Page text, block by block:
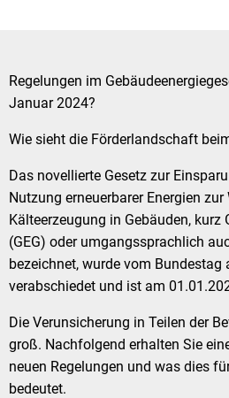
Regelungen im
Januar 2024?
Wie sieht die Förderlandschaft
Das novellierte Gesetz zur
Nutzung erneuerbarer Energien zur
Kälteerzeugung in Gebäuden, kurz
(GEG) oder umgangssprachlich
bezeichnet, wurde vom Bundestag
verabschiedet und ist am
Die Verunsicherung in Teilen der
groß. Nachfolgend erhalten Sie
neuen Regelungen und was dies
bedeutet.